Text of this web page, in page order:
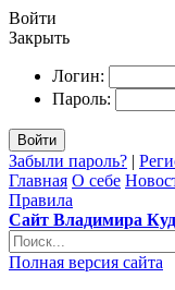
Войти
Закрыть
Логин:
Пароль:
Войти
Забыли пароль? |
Главная О себе
Правила
Сайт Владимира
Полная версия сайта